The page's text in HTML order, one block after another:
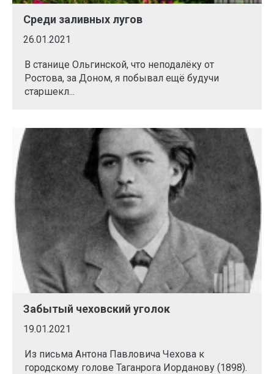
Среди заливных лугов
26.01.2021
В станице Ольгинской, что неподалёку от
Ростова, за Доном, я побывал ещё будучи
старшекл...
Забытый чеховский уголок
19.01.2021
Из письма Антона Павловича Чехова к
городскому голове Таганрога Иорданову (1898).